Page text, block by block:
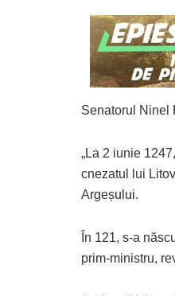
Senatorul Ninel
„La 2 iunie
cnezatul lui
Argeșului.
În 121, s-a
prim-ministru,